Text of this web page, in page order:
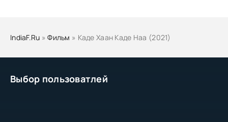
Выбор пользоватлей
IndiaF.Ru »Фильм » Каде Хаан Каде Наа (2021)